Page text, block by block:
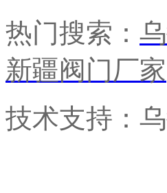
热门搜索：
新疆阀门厂家
技术支持：